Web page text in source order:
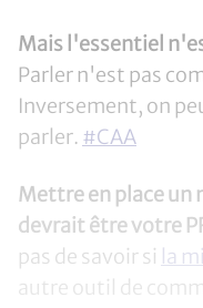
Mais l'essentiel
Parler n'est pas
Inversement, on
parler. #CAA
Mettre en place un
devrait être votre
pas de savoir si la
autre outil de